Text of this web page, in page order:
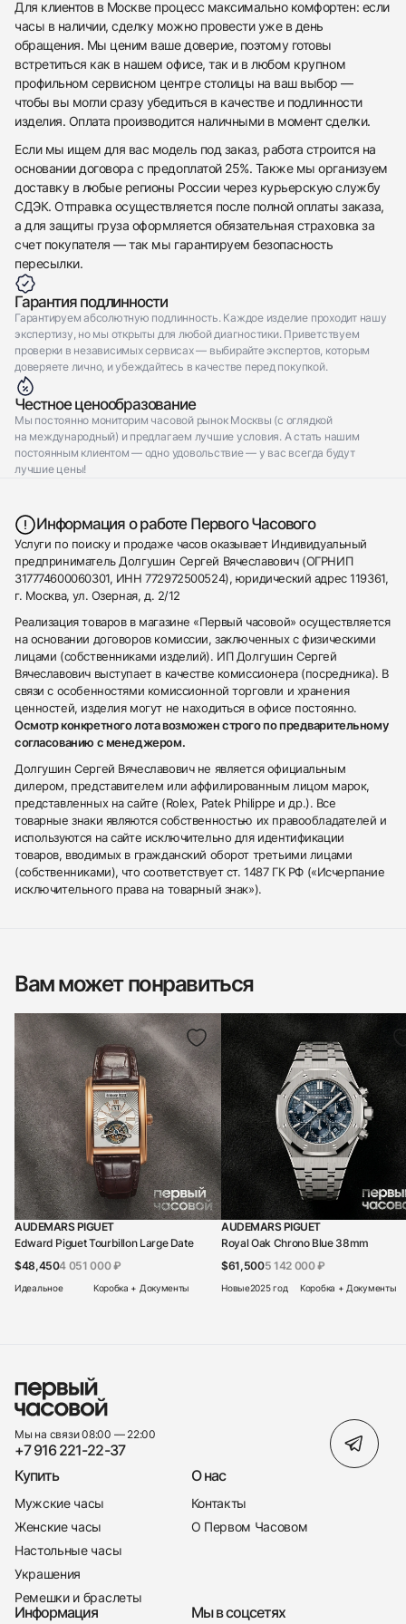
Для клиентов в Москве процесс максимально комфортен: если
часы в наличии, сделку можно провести уже в день
обращения. Мы ценим ваше доверие, поэтому готовы
встретиться как в нашем офисе, так и в любом крупном
профильном сервисном центре столицы на ваш выбор —
чтобы вы могли сразу убедиться в качестве и подлинности
изделия. Оплата производится наличными в момент сделки.
Если мы ищем для вас модель под заказ, работа строится на
основании договора с предоплатой 25%. Также мы организуем
доставку в любые регионы России через курьерскую службу
СДЭК. Отправка осуществляется после полной оплаты заказа,
а для защиты груза оформляется обязательная страховка за
счет покупателя — так мы гарантируем безопасность
пересылки.
Гарантия подлинности
Гарантируем абсолютную подлинность. Каждое изделие проходит нашу
экспертизу, но мы открыты для любой диагностики. Приветствуем
проверки в независимых сервисах — выбирайте экспертов, которым
доверяете лично, и убеждайтесь в качестве перед покупкой.
Честное ценообразование
Мы постоянно мониторим часовой рынок Москвы (с оглядкой
на международный) и предлагаем лучшие условия. А стать нашим
постоянным клиентом — одно удовольствие — у вас всегда будут
лучшие цены!
Информация о работе Первого Часового
Услуги по поиску и продаже часов оказывает Индивидуальный
предприниматель Долгушин Сергей Вячеславович (ОГРНИП
317774600060301, ИНН 772972500524), юридический адрес 119361,
г. Москва, ул. Озерная, д. 2/12
Реализация товаров в магазине «Первый часовой» осуществляется
на основании договоров комиссии, заключенных с физическими
лицами (собственниками изделий). ИП Долгушин Сергей
Вячеславович выступает в качестве комиссионера (посредника). В
связи с особенностями комиссионной торговли и хранения
ценностей, изделия могут не находиться в офисе постоянно.
Осмотр конкретного лота возможен строго по предварительному
согласованию с менеджером.
Долгушин Сергей Вячеславович не является официальным
дилером, представителем или аффилированным лицом марок,
представленных на сайте (Rolex, Patek Philippe и др.). Все
товарные знаки являются собственностью их правообладателей и
используются на сайте исключительно для идентификации
товаров, вводимых в гражданский оборот третьими лицами
(собственниками), что соответствует ст. 1487 ГК РФ («Исчерпание
исключительного права на товарный знак»).
Вам может понравиться
AUDEMARS PIGUET
Edward Piguet Tourbillon Large Date
$48,4504 051 000 ₽
Идеальное Коробка + Документы
AUDEMARS PIGUET
Royal Oak Chrono Blue 38mm
$61,5005 142 000 ₽
Новые2025 год Коробка + Документы
Мы на связи 08:00 — 22:00
+7 916 221-22-37
Купить
Мужские часы
Женские часы
Настольные часы
Украшения
Ремешки и браслеты
О нас
Контакты
О Первом Часовом
Информация Мы в соцсетях